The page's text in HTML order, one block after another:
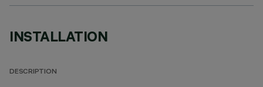
INSTALLATION
DESCRIPTION